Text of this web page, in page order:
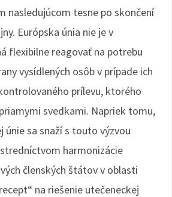
nasledujúcom tesne po skončení
Európska únia nie je v
flexibilne reagovať na potrebu
vysídlených osôb v prípade ich
prílevu, ktorého
svedkami. Napriek tomu,
únie sa snaží s touto výzvou
harmonizácie
členských štátov v oblasti
na riešenie utečeneckej